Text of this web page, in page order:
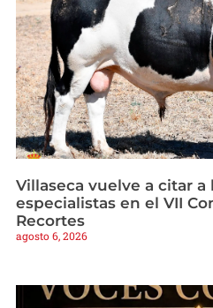
Villaseca vuelve a citar a
especialistas en el VII
Recortes
agosto 6, 2026